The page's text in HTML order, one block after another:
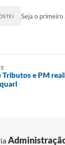
Seja o
e PM